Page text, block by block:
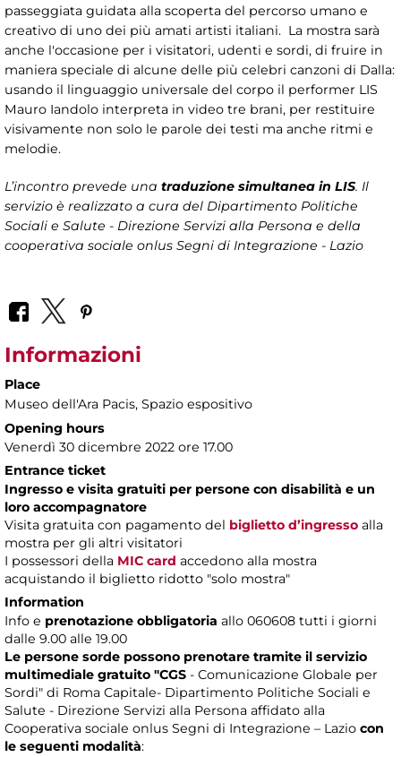
passeggiata guidata alla scoperta del percorso umano e
creativo di uno dei più amati artisti italiani. La mostra sarà
anche l'occasione per i visitatori, udenti e sordi, di fruire in
maniera speciale di alcune delle più celebri canzoni di Dalla:
usando il linguaggio universale del corpo il performer LIS
Mauro Iandolo interpreta in video tre brani, per restituire
visivamente non solo le parole dei testi ma anche ritmi e
melodie.
L’incontro prevede una traduzione simultanea in LIS. Il
servizio è realizzato a cura del Dipartimento Politiche
Sociali e Salute - Direzione Servizi alla Persona e della
cooperativa sociale onlus Segni di Integrazione - Lazio
Informazioni
Place
Museo dell'Ara Pacis, Spazio espositivo
Opening hours
Venerdì 30 dicembre 2022 ore 17.00
Entrance ticket
Ingresso e visita gratuiti per persone con disabilità e un
loro accompagnatore
Visita gratuita con pagamento del biglietto d’ingresso alla
mostra per gli altri visitatori
I possessori della MIC card accedono alla mostra
acquistando il biglietto ridotto "solo mostra"
Information
Info e prenotazione obbligatoria allo 060608 tutti i giorni
dalle 9.00 alle 19.00
Le persone sorde possono prenotare tramite il servizio
multimediale gratuito "CGS - Comunicazione Globale per
Sordi" di Roma Capitale- Dipartimento Politiche Sociali e
Salute - Direzione Servizi alla Persona affidato alla
Cooperativa sociale onlus Segni di Integrazione – Lazio con
le seguenti modalità: